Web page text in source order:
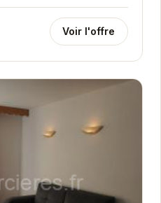
Voir l'offre